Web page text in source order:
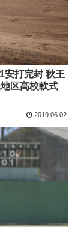
安打完封 秋王
区高校軟式
2019.06.02